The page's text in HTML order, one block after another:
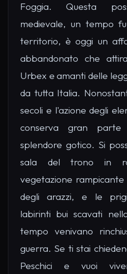
Foggia. Questa
medievale, un tempo
territorio, è oggi un
abbandonato che
Urbex e amanti delle
da tutta Italia.
secoli e l'azione degli
conserva gran
splendore gotico. Si
sala del trono in
vegetazione
degli arazzi, e le
labirinti bui scavati
tempo venivano
guerra. Se ti stai
Peschici e vuoi